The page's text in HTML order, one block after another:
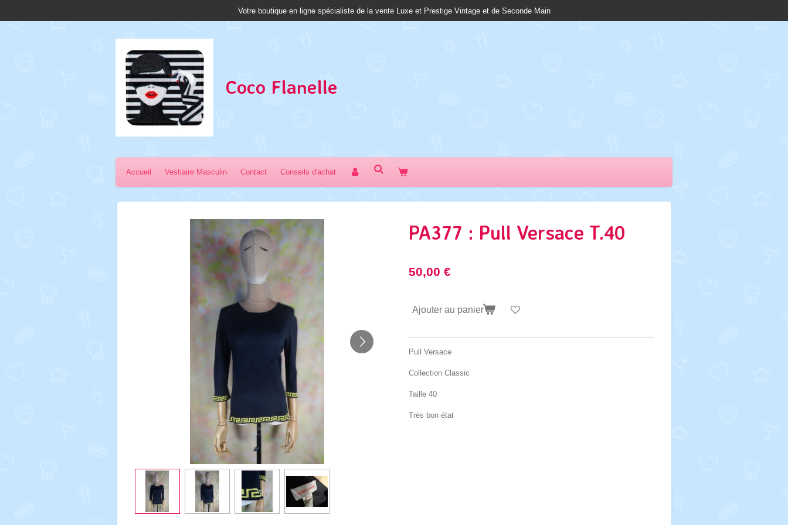
Votre boutique en ligne spécialiste de la vente Luxe et Prestige Vintage et de Seconde Main
Coco Flanelle
Accueil Vestiaire Masculin Contact Conseils d'achat
PA377 : Pull Versace T.40
50,00 €
Ajouter au panier
Pull Versace
Collection Classic
Taille 40
Très bon état